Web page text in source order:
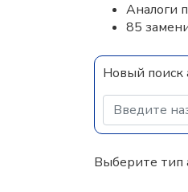
85
Новый поиск
Выберите тип